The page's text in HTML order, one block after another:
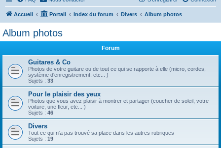
Accueil Portail Index du forum Divers Album photos
Album photos
Forum
Guitares & Co
Photos de votre guitare ou de tout ce qui se rapporte à elle (micro, cordes,
système d'enregistrement, etc... )
Sujets : 33
Pour le plaisir des yeux
Photos que vous avez plaisir à montrer et partager (coucher de soleil, votre
voiture, une fleur, etc... )
Sujets : 46
Divers
Tout ce qui n'a pas trouvé sa place dans les autres rubriques
Sujets : 19